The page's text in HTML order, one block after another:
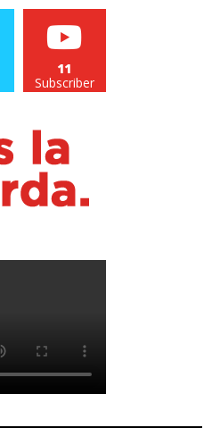
11
Subscriber